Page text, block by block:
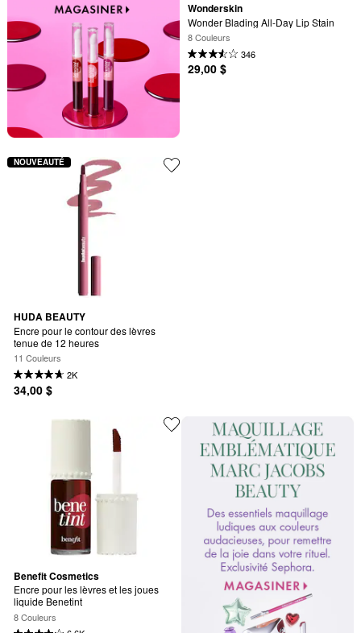
Wonderskin
Wonder Blading All-Day Lip Stain
8 Couleurs
346
29,00 $
HUDA BEAUTY
Encre pour le contour des lèvres
tenue de 12 heures
11 Couleurs
2K
34,00 $
NOUVEAUTÉ
Benefit Cosmetics
Encre pour les lèvres et les joues
liquide Benetint
8 Couleurs